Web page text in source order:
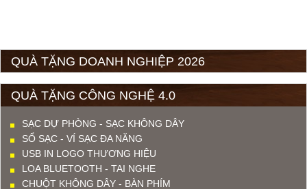
QUÀ TẶNG DOANH NGHIỆP 2026
QUÀ TẶNG CÔNG NGHỆ 4.0
SẠC DỰ PHÒNG - SẠC KHÔNG DÂY
SỔ SẠC - VÍ SẠC ĐA NĂNG
USB IN LOGO THƯƠNG HIỆU
LOA BLUETOOTH - TAI NGHE
CHUỘT KHÔNG DÂY - BÀN PHÍM